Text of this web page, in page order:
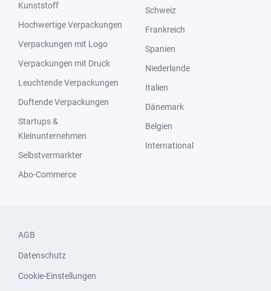
Kunststoff
Hochwertige Verpackungen
Verpackungen mit Logo
Verpackungen mit Druck
Leuchtende Verpackungen
Duftende Verpackungen
Startups &
Kleinunternehmen
Selbstvermarkter
Abo-Commerce
Schweiz
Frankreich
Spanien
Niederlande
Italien
Dänemark
Belgien
International
AGB
Datenschutz
Cookie-Einstellungen